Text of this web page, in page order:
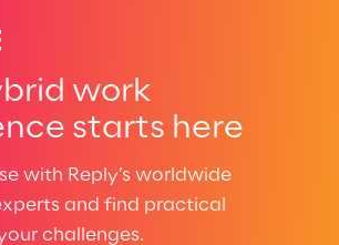
work
starts here
with Reply’s worldwide
and find practical
challenges.